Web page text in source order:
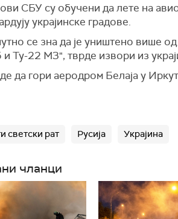
СБУ су обучени да лете на
украјинске градове.
се зна да је уништено више
и Ту-22 М3", тврде извори из
да гори аеродром Белаја у
светски рат Русија Украјина
чланци